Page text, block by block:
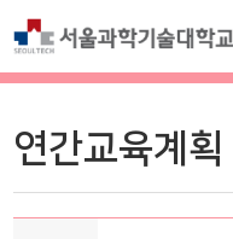
연간교육계획